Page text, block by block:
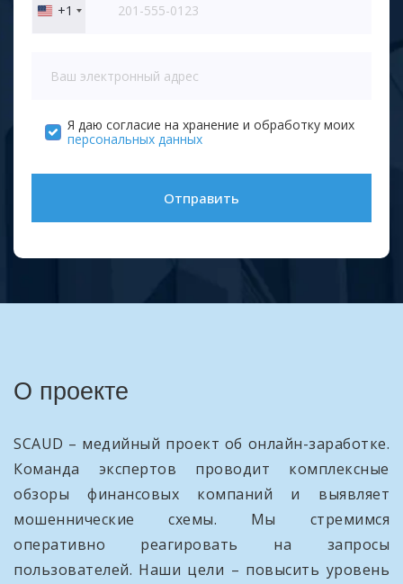
United
+1
Я даю согласие на хранение и обработку моих
персональных данных
Отправить
О проекте
SCAUD – медийный проект об онлайн-заработке.
Команда экспертов проводит комплексные
обзоры финансовых компаний и выявляет
мошеннические схемы. Мы стремимся
оперативно реагировать на запросы
пользователей. Наши цели – повысить уровень